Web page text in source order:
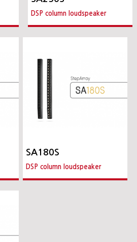
DSP column loudspeaker
SA180S
DSP column loudspeaker